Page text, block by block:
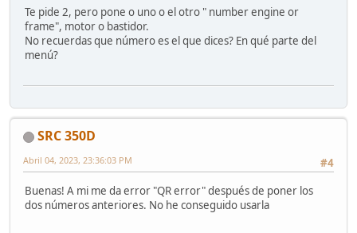
Te pide 2, pero pone o uno o el otro " number engine or
frame", motor o bastidor.
No recuerdas que número es el que dices? En qué parte del
menú?
SRC 350D
#4
Abril 04, 2023, 23:36:03 PM
Buenas! A mi me da error "QR error" después de poner los
dos números anteriores. No he conseguido usarla